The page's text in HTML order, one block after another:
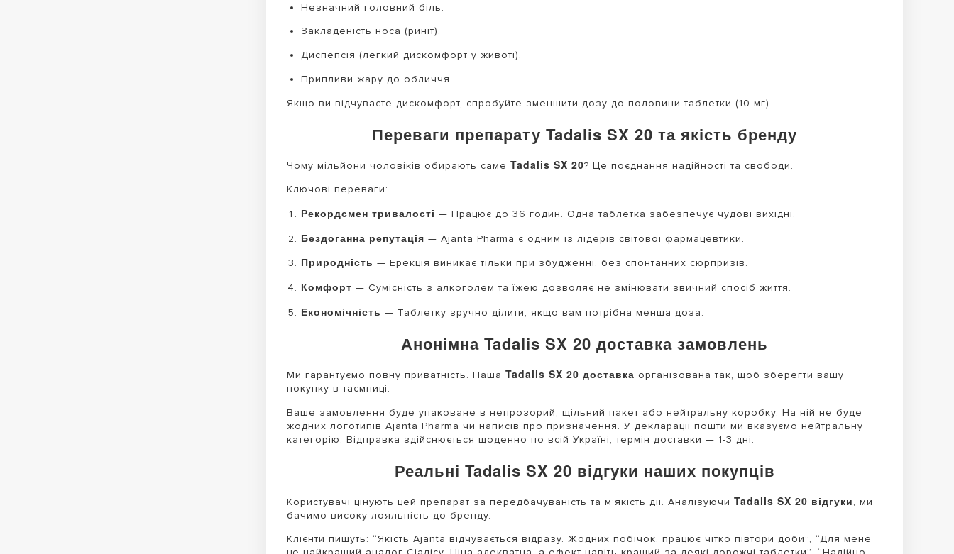
Незначний головний біль.
Закладеність носа (риніт).
Диспепсія (легкий дискомфорт у животі).
Припливи жару до обличчя.
Якщо ви відчуваєте дискомфорт, спробуйте зменшити дозу до половини таблетки (10 мг).
Переваги препарату Tadalis SX 20 та якість бренду
Чому мільйони чоловіків обирають саме Tadalis SX 20? Це поєднання надійності та свободи.
Ключові переваги:
Рекордсмен тривалості — Працює до 36 годин. Одна таблетка забезпечує чудові вихідні.
Бездоганна репутація — Ajanta Pharma є одним із лідерів світової фармацевтики.
Природність — Ерекція виникає тільки при збудженні, без спонтанних сюрпризів.
Комфорт — Сумісність з алкоголем та їжею дозволяє не змінювати звичний спосіб життя.
Економічність — Таблетку зручно ділити, якщо вам потрібна менша доза.
Анонімна Tadalis SX 20 доставка замовлень
Ми гарантуємо повну приватність. Наша Tadalis SX 20 доставка організована так, щоб зберегти вашу
покупку в таємниці.
Ваше замовлення буде упаковане в непрозорий, щільний пакет або нейтральну коробку. На ній не буде
жодних логотипів Ajanta Pharma чи написів про призначення. У декларації пошти ми вказуємо нейтральну
категорію. Відправка здійснюється щоденно по всій Україні, термін доставки — 1-3 дні.
Реальні Tadalis SX 20 відгуки наших покупців
Користувачі цінують цей препарат за передбачуваність та м’якість дії. Аналізуючи Tadalis SX 20 відгуки, ми
бачимо високу лояльність до бренду.
Клієнти пишуть: “Якість Ajanta відчувається відразу. Жодних побічок, працює чітко півтори доби”, “Для мене